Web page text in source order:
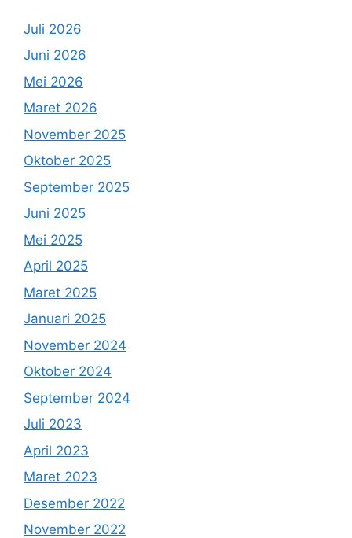
Juli 2026
Juni 2026
Mei 2026
Maret 2026
November 2025
Oktober 2025
September 2025
Juni 2025
Mei 2025
April 2025
Maret 2025
Januari 2025
November 2024
Oktober 2024
September 2024
Juli 2023
April 2023
Maret 2023
Desember 2022
November 2022